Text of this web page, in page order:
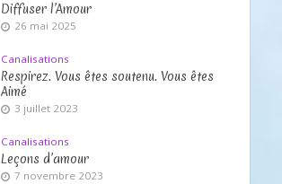
Diffuser l’Amour
26 mai 2025
Canalisations
Respirez. Vous êtes soutenu. Vous êtes
Aimé
3 juillet 2023
Canalisations
Leçons d’amour
7 novembre 2023